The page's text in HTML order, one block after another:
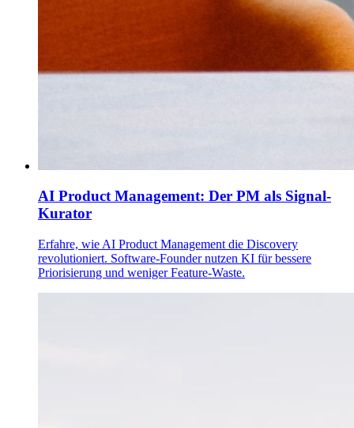
AI Product Management: Der PM als Signal-
Kurator
Erfahre, wie AI Product Management die Discovery
revolutioniert. Software-Founder nutzen KI für bessere
Priorisierung und weniger Feature-Waste.